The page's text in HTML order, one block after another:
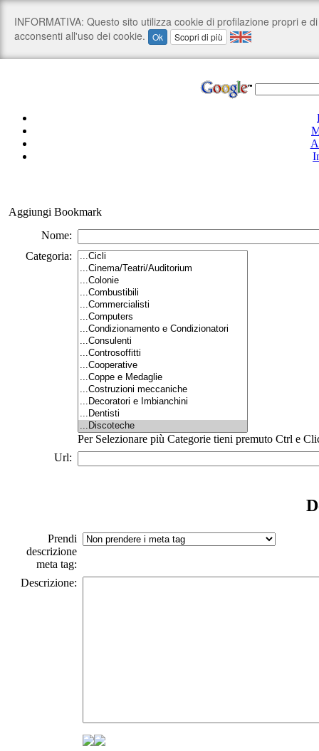
Aggiungi Bookmark
Nome:
Categoria:
Per Selezionare più Categorie tieni premuto Ctrl e
Url:
Prendi
descrizione
meta tag:
Descrizione: